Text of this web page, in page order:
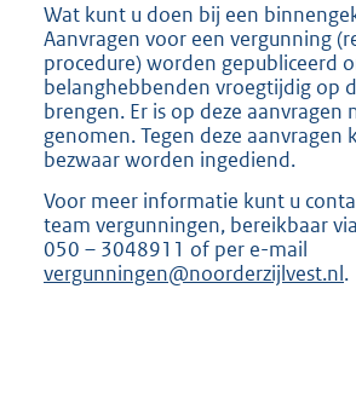
Wat kunt u doen bij een
Aanvragen voor een vergunning
procedure) worden gepubliceerd
belanghebbenden vroegtijdig op
brengen. Er is op deze aanvragen
genomen. Tegen deze aanvragen
bezwaar worden ingediend.
Voor meer informatie kunt u
team vergunningen, bereikbaar
050 – 3048911 of per e-mail
vergunningen@noorderzijlvest.nl.